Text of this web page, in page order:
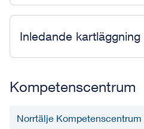
Inledande kartläggning
Kompetenscentrum
Norrtälje Kompetenscentrum